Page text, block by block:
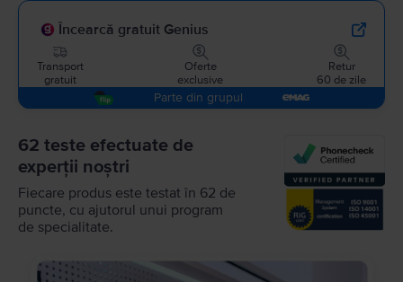
Încearcă gratuit Genius
Transport
gratuit
Oferte
exclusive
Retur
60 de zile
Parte din grupul
62 teste efectuate de
experții noștri
Fiecare produs este testat în 62 de
puncte, cu ajutorul unui program
de specialitate.